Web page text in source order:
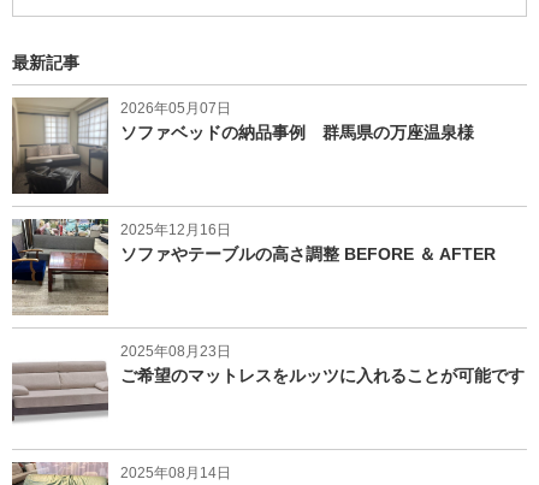
最新記事
2026年05月07日
ソファベッドの納品事例 群馬県の万座温泉様
2025年12月16日
ソファやテーブルの高さ調整 BEFORE ＆ AFTER
2025年08月23日
ご希望のマットレスをルッツに入れることが可能です
2025年08月14日